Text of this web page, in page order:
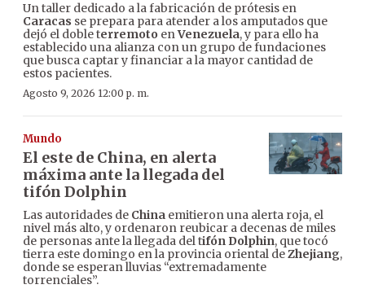
Un taller dedicado a la fabricación de prótesis en
Caracas se prepara para atender a los amputados que
dejó el doble terremoto enVenezuela, y para ello ha
establecido una alianza con un grupo de fundaciones
que busca captar y financiar a la mayor cantidad de
estos pacientes.
Agosto 9, 2026 12:00 p. m.
Mundo
El este de China, en alerta
máxima ante la llegada del
tifón Dolphin
Las autoridades de China emitieron una alerta roja, el
nivel más alto, y ordenaron reubicar a decenas de miles
de personas ante la llegada del tifón Dolphin, que tocó
tierra este domingo en la provincia oriental deZhejiang,
donde se esperan lluvias “extremadamente
torrenciales”.